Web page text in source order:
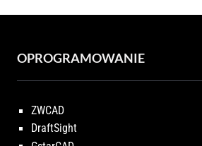
OPROGRAMOWANIE
ZWCAD
DraftSight